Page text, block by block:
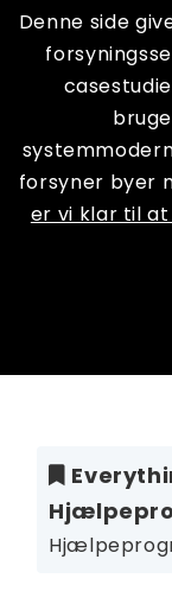
Denne side
forsyner byer
er vi klar til